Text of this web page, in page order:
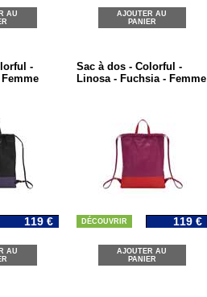
AU
AJOUTER AU
PANIER
-
119 €
AU
Sac à dos - Colorful -
Linosa - Fuchsia - Femme
DÉCOUVRIR 119 €
AJOUTER AU
PANIER